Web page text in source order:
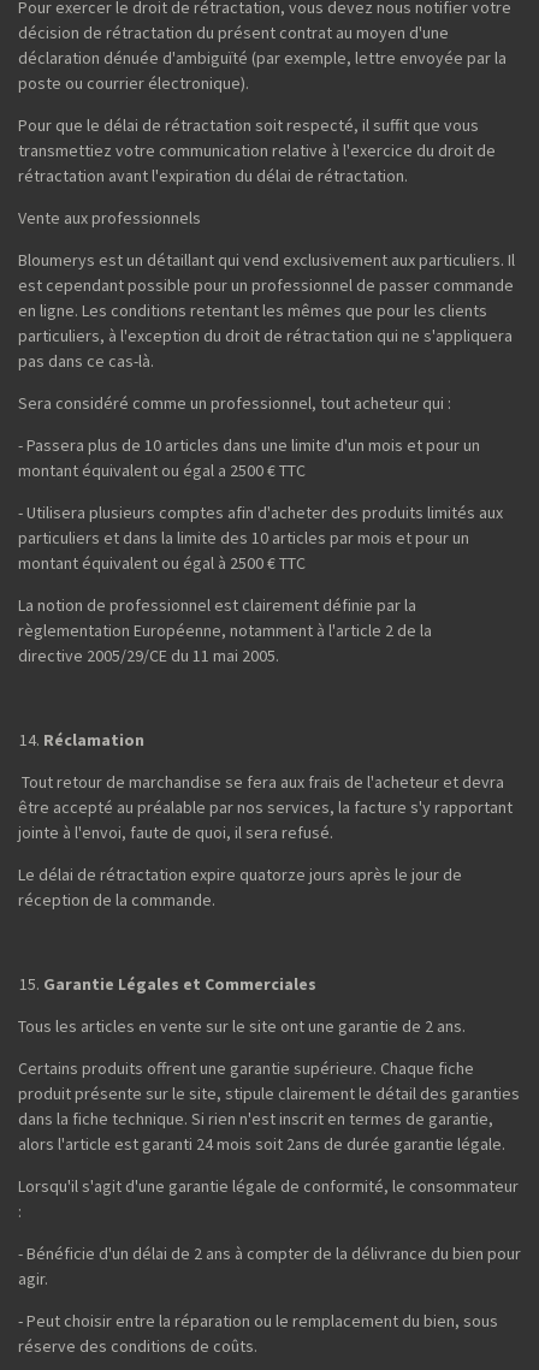
Pour exercer le droit de rétractation, vous devez nous notifier votre
décision de rétractation du présent contrat au moyen d'une
déclaration dénuée d'ambiguïté (par exemple, lettre envoyée par la
poste ou courrier électronique).
Pour que le délai de rétractation soit respecté, il suffit que vous
transmettiez votre communication relative à l'exercice du droit de
rétractation avant l'expiration du délai de rétractation.
Vente aux professionnels
Bloumerys est un détaillant qui vend exclusivement aux particuliers. Il
est cependant possible pour un professionnel de passer commande
en ligne. Les conditions retentant les mêmes que pour les clients
particuliers, à l'exception du droit de rétractation qui ne s'appliquera
pas dans ce cas-là.
Sera considéré comme un professionnel, tout acheteur qui :
- Passera plus de 10 articles dans une limite d'un mois et pour un
montant équivalent ou égal a 2500 € TTC
- Utilisera plusieurs comptes afin d'acheter des produits limités aux
particuliers et dans la limite des 10 articles par mois et pour un
montant équivalent ou égal à 2500 € TTC
La notion de professionnel est clairement définie par la
règlementation Européenne, notamment à l'article 2 de la
directive 2005/29/CE du 11 mai 2005.
Réclamation
Tout retour de marchandise se fera aux frais de l'acheteur et devra
être accepté au préalable par nos services, la facture s'y rapportant
jointe à l'envoi, faute de quoi, il sera refusé.
Le délai de rétractation expire quatorze jours après le jour de
réception de la commande.
Garantie Légales et Commerciales
Tous les articles en vente sur le site ont une garantie de 2 ans.
Certains produits offrent une garantie supérieure. Chaque fiche
produit présente sur le site, stipule clairement le détail des garanties
dans la fiche technique. Si rien n'est inscrit en termes de garantie,
alors l'article est garanti 24 mois soit 2ans de durée garantie légale.
Lorsqu'il s'agit d'une garantie légale de conformité, le consommateur
:
- Bénéficie d'un délai de 2 ans à compter de la délivrance du bien pour
agir.
- Peut choisir entre la réparation ou le remplacement du bien, sous
réserve des conditions de coûts.